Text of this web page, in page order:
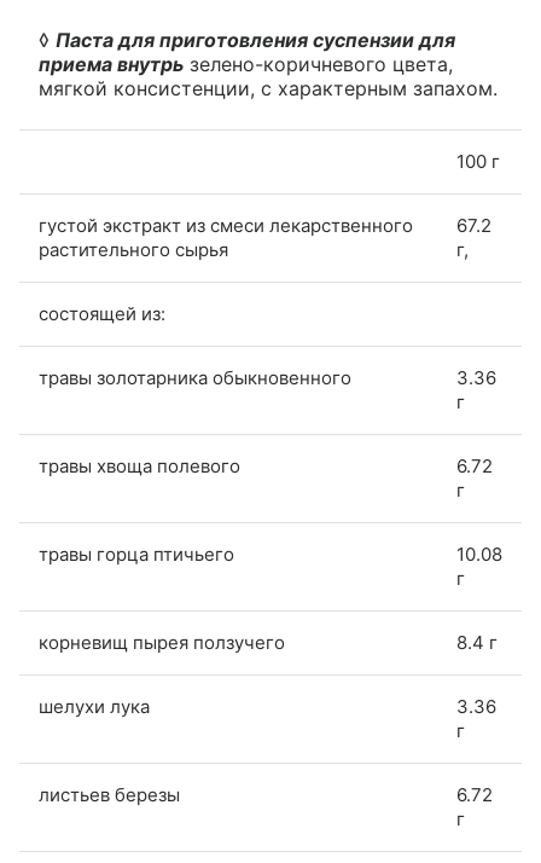
◊ Паста для приготовления суспензии для
приема внутрь зелено-коричневого цвета,
мягкой консистенции, с характерным запахом.
100 г
густой экстракт из смеси лекарственного
растительного сырья
67.2
г,
состоящей из:
травы золотарника обыкновенного
3.36
г
травы хвоща полевого
6.72
г
травы горца птичьего
10.08
г
корневищ пырея ползучего 8.4 г
шелухи лука
3.36
г
листьев березы
6.72
г